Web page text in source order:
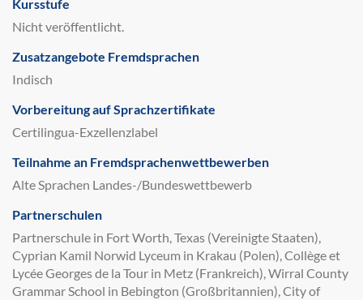
Kursstufe
Nicht veröffentlicht.
Zusatzangebote Fremdsprachen
Indisch
Vorbereitung auf Sprachzertifikate
Certilingua-Exzellenzlabel
Teilnahme an Fremdsprachenwettbewerben
Alte Sprachen Landes-/Bundeswettbewerb
Partnerschulen
Partnerschule in Fort Worth, Texas (Vereinigte Staaten),
Cyprian Kamil Norwid Lyceum in Krakau (Polen), Collège et
Lycée Georges de la Tour in Metz (Frankreich), Wirral County
Grammar School in Bebington (Großbritannien), City of